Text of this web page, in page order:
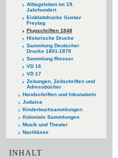
Alltagsleben im 19.
Jahrhundert
Einblattdrucke Gustav
Freytag
Flugschriften 1848
Historische Drucke
Sammlung Deutscher
Drucke 1801-1870
Sammlung Riesser
VD 16
VD 17
Zeitungen, Zeitschriften und
Adressbücher
Handschriften und Inkunabeln
Judaica
Kinderbuchsammlungen
Koloniale Sammlungen
Musik und Theater
Nachlässe
INHALT